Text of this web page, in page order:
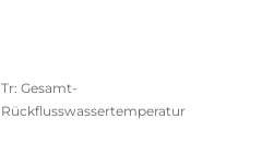
Tr: Gesamt-
Rückflusswassertemperatur